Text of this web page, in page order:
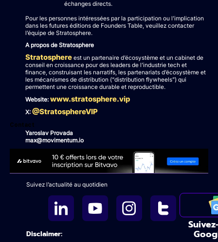
échanges directs.
Pour les personnes intéressées par la participation ou l’implication
dans les futures éditions de Founders Table, veuillez contacter
l’équipe de Stratosphere.
A propos de Stratosphere
Stratosphere est un partenaire d’écosystème et un cabinet de
conseil en croissance pour des leaders de l’industrie tech et
finance, construisant les narratifs, les partenariats d’écosystème et
les mécanismes de distribution (“distribution flywheels”) qui
permettent une croissance durable et reproductible.
Website: www.stratosphere.vip
X: @StratosphereVIP
Contact
Yaroslav Provada
max@movimentum.io
Suivez l’actualité au quotidien
Disclaimer: